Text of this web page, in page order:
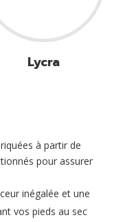
Lycra
à partir de
pour assurer
inégalée et une
vos pieds au sec